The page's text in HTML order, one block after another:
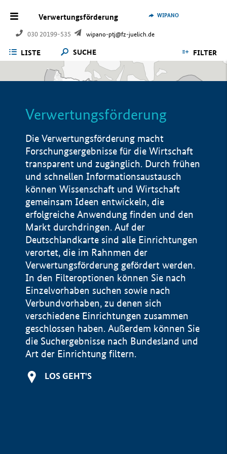
Verwertungsförderung
030 20199-535 wipano-ptj@fz-juelich.de
WIPANO
LISTE SUCHE FILTER
Verwertungsförderung
Die Verwertungsförderung macht
Forschungsergebnisse für die Wirtschaft
transparent und zugänglich. Durch frühen
und schnellen Informationsaustausch
können Wissenschaft und Wirtschaft
gemeinsam Ideen entwickeln, die
erfolgreiche Anwendung finden und den
Markt durchdringen. Auf der
Deutschlandkarte sind alle Einrichtungen
verortet, die im Rahnmen der
Verwertungsförderung gefördert werden.
In den Filteroptionen können Sie nach
Einzelvorhaben suchen sowie nach
Verbundvorhaben, zu denen sich
verschiedene Einrichtungen zusammen
geschlossen haben. Außerdem können Sie
die Suchergebnisse nach Bundesland und
Art der Einrichtung filtern.
LOS GEHT'S